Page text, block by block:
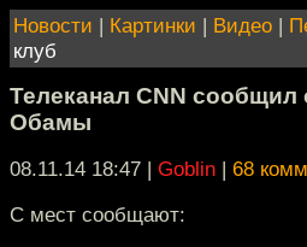
Новости | Картинки | Видео |
клуб
Телеканал CNN сообщил
Обамы
08.11.14 18:47 | Goblin | 68
С мест сообщают: